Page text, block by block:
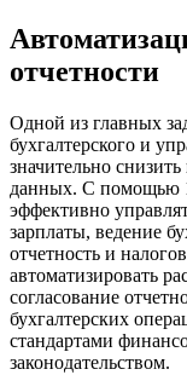
отчетности
Одной из главных
бухгалтерского и
значительно
данных. С помощью
эффективно
зарплаты, ведение
отчетность и
автоматизировать
согласование
бухгалтерских
стандартами
законодательством.